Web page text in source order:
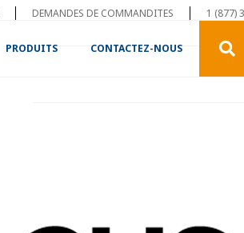
DEMANDES DE COMMANDITES 1 (877)
PRODUITS CONTACTEZ-NOUS